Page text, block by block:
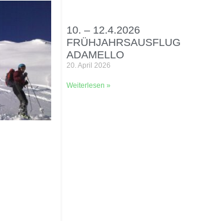
10. – 12.4.2026
FRÜHJAHRSAUSFLUG
ADAMELLO
20. April 2026
Weiterlesen »